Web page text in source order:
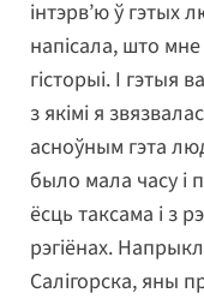
інтэрв’ю ў гэтых
напісала, што мне
гісторыі. І гэтыя
з якімі я
асноўным гэта
было мала часу і
ёсць таксама і з
рэгіёнах.
Салігорска, яны